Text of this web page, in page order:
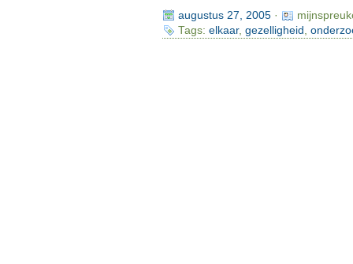
augustus 27, 2005·
Tags: elkaar, gezelligheid ,